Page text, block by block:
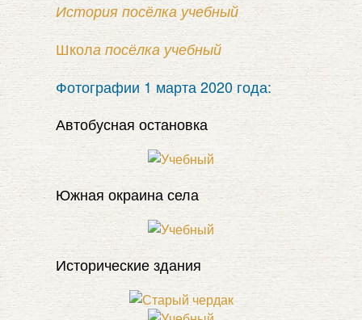
История посёлка учебный
Школа посёлка учебный
Фотографии 1 марта 2020 года:
Автобусная остановка
Южная окраина села
Исторические здания